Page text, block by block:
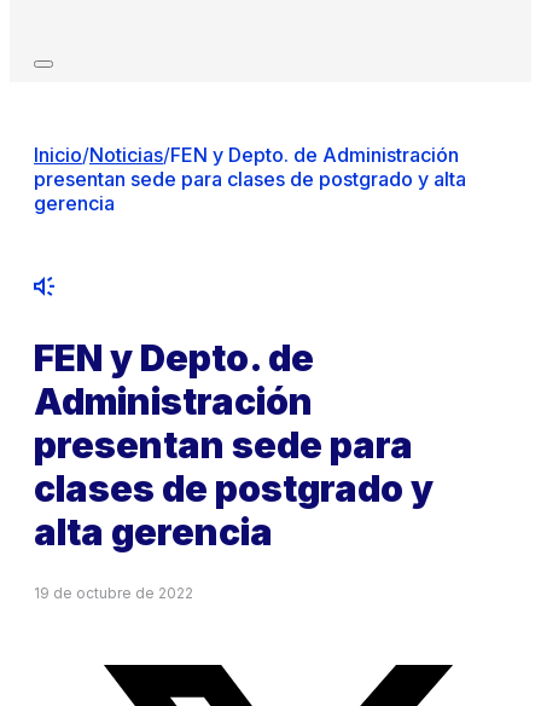
Inicio/Noticias/FEN y Depto. de Administración
presentan sede para clases de postgrado y alta
gerencia
FEN y Depto. de
Administración
presentan sede para
clases de postgrado y
alta gerencia
19 de octubre de 2022